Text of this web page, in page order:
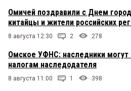
Омичей поздравили с Днем
китайцы и жители российских
8 августа 12:30 2 278
Омское УФНС: наследники могут
налогам наследодателя
8 августа 11:00 1 398